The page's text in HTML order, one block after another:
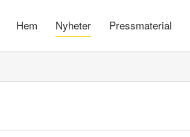
Hem Nyheter Pressmaterial